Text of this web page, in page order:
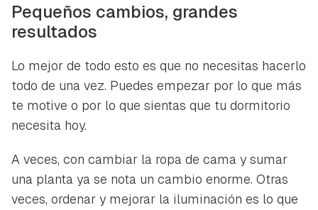
Pequeños cambios, grandes
resultados
Lo mejor de todo esto es que no necesitas hacerlo
todo de una vez. Puedes empezar por lo que más
te motive o por lo que sientas que tu dormitorio
necesita hoy.
A veces, con cambiar la ropa de cama y sumar
una planta ya se nota un cambio enorme. Otras
veces, ordenar y mejorar la iluminación es lo que